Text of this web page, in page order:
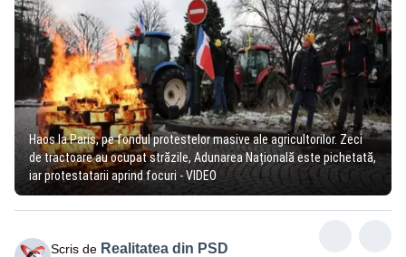
Haos la Paris, pe fondul protestelor masive ale agricultorilor. Zeci
de tractoare au ocupat străzile, Adunarea Națională este pichetată,
iar protestatarii aprind focuri - VIDEO
Scris de Realitatea din PSD